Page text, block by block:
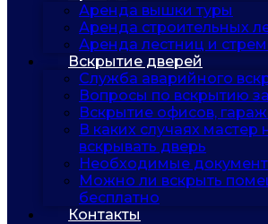
Аренда вышки туры
Аренда строительных
Аренда лестниц и
Вскрытие дверей
Служба аварийного
Вопросы по вскрытию
Вскрытие офисов,
В каких случаях мастер
вскрывать дверь
Необходимые
Можно ли вскрыть
бесплатно
Контакты